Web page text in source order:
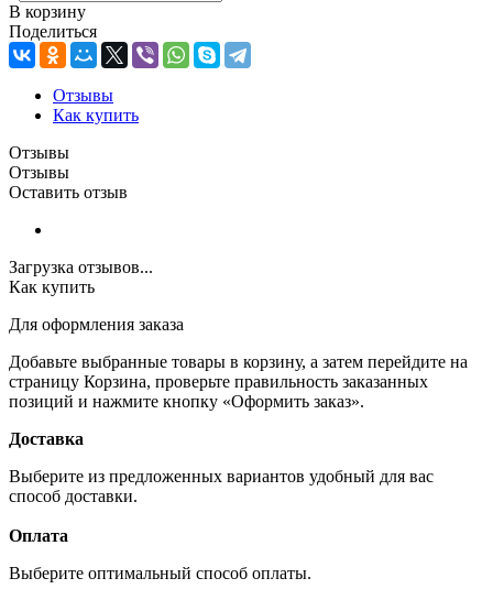
В корзину
Поделиться
Отзывы
Как купить
Отзывы
Отзывы
Оставить отзыв
Загрузка отзывов...
Как купить
Для оформления заказа
Добавьте выбранные товары в корзину, а затем перейдите на
страницу Корзина, проверьте правильность заказанных
позиций и нажмите кнопку «Оформить заказ».
Доставка
Выберите из предложенных вариантов удобный для вас
способ доставки.
Оплата
Выберите оптимальный способ оплаты.